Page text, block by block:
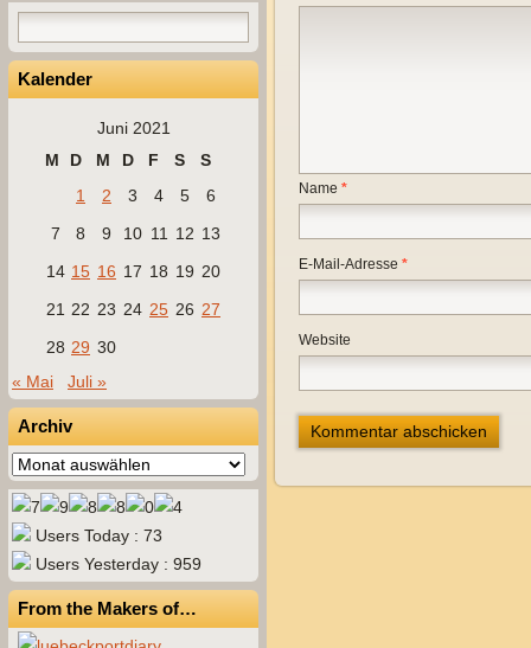
Kalender
Juni 2021
M
D M D F S
S
1
2 3 4 5
6
7
8 9 10 11 12 13
14 15 16 17 18 19 20
21 22 23 24 25 26 27
28 29 30
« Mai
Juli »
Archiv
Archiv
Users Today : 73
Users Yesterday : 959
From the Makers of…
Name *
E-Mail-Adresse *
Website